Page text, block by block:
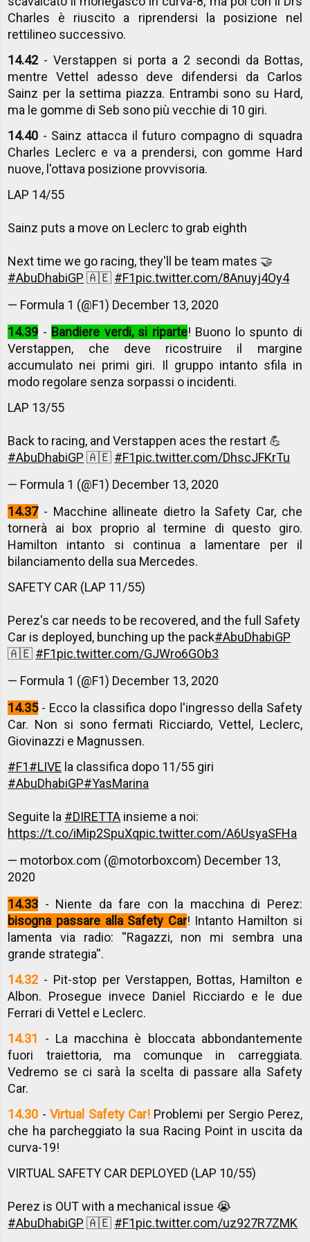
Charles è riuscito a riprendersi la posizione nel
rettilineo successivo.
14.42 - Verstappen si porta a 2 secondi da Bottas,
mentre Vettel adesso deve difendersi da Carlos
Sainz per la settima piazza. Entrambi sono su Hard,
ma le gomme di Seb sono più vecchie di 10 giri.
14.40 - Sainz attacca il futuro compagno di squadra
Charles Leclerc e va a prendersi, con gomme Hard
nuove, l'ottava posizione provvisoria.
LAP 14/55
Sainz puts a move on Leclerc to grab eighth
Next time we go racing, they'll be team mates 🤝
#AbuDhabiGP 🇦🇪 #F1pic.twitter.com/8Anuyj4Oy4
— Formula 1 (@F1) December 13, 2020
14.39 - Bandiere verdi, si riparte! Buono lo spunto di
Verstappen, che deve ricostruire il margine
accumulato nei primi giri. Il gruppo intanto sfila in
modo regolare senza sorpassi o incidenti.
LAP 13/55
Back to racing, and Verstappen aces the restart 💪
#AbuDhabiGP 🇦🇪 #F1pic.twitter.com/DhscJFKrTu
— Formula 1 (@F1) December 13, 2020
14.37- Macchine allineate dietro la Safety Car, che
tornerà ai box proprio al termine di questo giro.
Hamilton intanto si continua a lamentare per il
bilanciamento della sua Mercedes.
SAFETY CAR (LAP 11/55)
Perez's car needs to be recovered, and the full Safety
Car is deployed, bunching up the pack#AbuDhabiGP
🇦🇪 #F1pic.twitter.com/GJWro6GOb3
— Formula 1 (@F1) December 13, 2020
14.35- Ecco la classifica dopo l'ingresso della Safety
Car. Non si sono fermati Ricciardo, Vettel, Leclerc,
Giovinazzi e Magnussen.
#F1#LIVE la classifica dopo 11/55 giri
#AbuDhabiGP#YasMarina
Seguite la #DIRETTA insieme a noi:
https://t.co/iMip2SpuXqpic.twitter.com/A6UsyaSFHa
— motorbox.com (@motorboxcom) December 13,
2020
14.33 - Niente da fare con la macchina di Perez:
bisogna passare alla Safety Car! Intanto Hamilton si
lamenta via radio: ''Ragazzi, non mi sembra una
grande strategia''.
14.32 - Pit-stop per Verstappen, Bottas, Hamilton e
Albon. Prosegue invece Daniel Ricciardo e le due
Ferrari di Vettel e Leclerc.
14.31
- La macchina è bloccata abbondantemente
fuori traiettoria, ma comunque in carreggiata.
Vedremo se ci sarà la scelta di passare alla Safety
Car.
14.30 - Virtual Safety Car! Problemi per Sergio Perez,
che ha parcheggiato la sua Racing Point in uscita da
curva-19!
VIRTUAL SAFETY CAR DEPLOYED (LAP 10/55)
Perez is OUT with a mechanical issue 😭
#AbuDhabiGP 🇦🇪 #F1pic.twitter.com/uz927R7ZMK